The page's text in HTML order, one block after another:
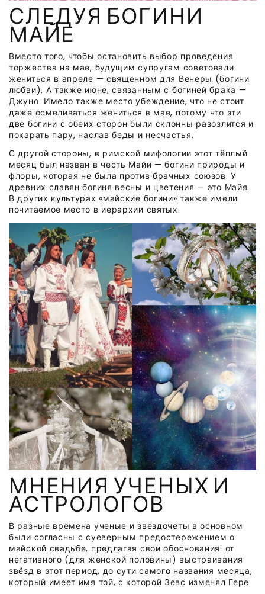
СЛЕДУЯ БОГИНИ
МАЙЕ
Вместо того, чтобы остановить выбор проведения
торжества на мае, будущим супругам советовали
жениться в апреле — священном для Венеры (богини
любви). А также июне, связанным с богиней брака —
Джуно. Имело также место убеждение, что не стоит
даже осмеливаться жениться в мае, потому что эти
две богини с обеих сторон были склонны разозлится и
покарать пару, наслав беды и несчастья.
С другой стороны, в римской мифологии этот тёплый
месяц был назван в честь Майи — богини природы и
флоры, которая не была против брачных союзов. У
древних славян богиня весны и цветения — это Майя.
В других культурах «майские богини» также имели
почитаемое место в иерархии святых.
МНЕНИЯ УЧЕНЫХ И
АСТРОЛОГОВ
В разные времена ученые и звездочеты в основном
были согласны с суеверным предостережением о
майской свадьбе, предлагая свои обоснования: от
негативного (для женской половины) выстраивания
звёзд в этот период, до сути самого названия месяца,
который имеет имя той, с которой Зевс изменял Гере.